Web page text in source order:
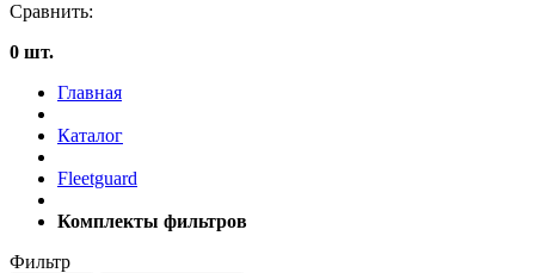
Сравнить:
0 шт.
Главная
Каталог
Fleetguard
Комплекты фильтров
Фильтр